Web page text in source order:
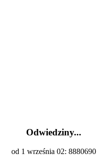
Odwiedziny...
od 1 września 02: 8880690